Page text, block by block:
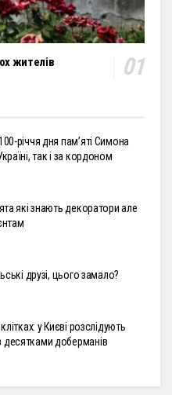
жителів
річчя дня пам’яті Симона
так і за кордоном
які знають декоратори але
друзі, цього замало?
у Києві розслідують
доберманів